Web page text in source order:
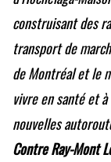
construisant des
transport de
de Montréal et le
vivre en santé et
nouvelles
Contre Ray-Mont